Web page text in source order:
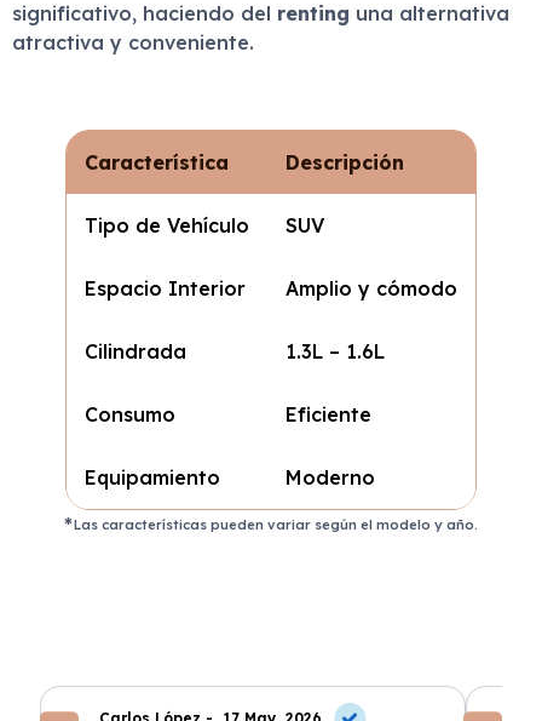
significativo, haciendo del renting una alternativa
atractiva y conveniente.
Característica Descripción
Tipo de Vehículo SUV
Espacio Interior Amplio y cómodo
Cilindrada 1.3L – 1.6L
Consumo Eficiente
Equipamiento Moderno
Las características pueden variar según el modelo y año.